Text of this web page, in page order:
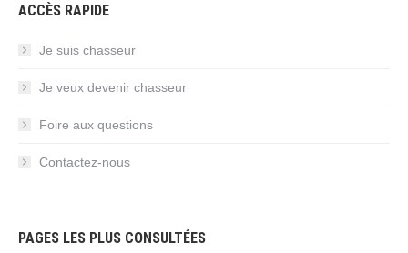
ACCÈS RAPIDE
Je suis chasseur
Je veux devenir chasseur
Foire aux questions
Contactez-nous
PAGES LES PLUS CONSULTÉES